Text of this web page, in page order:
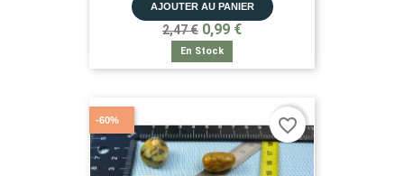
AJOUTER AU PANIER
2,47 € 0,99 €
En Stock
-60% favorite_border